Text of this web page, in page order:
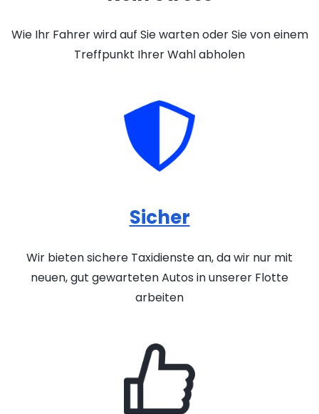
Wie Ihr Fahrer wird auf Sie warten oder Sie von einem
Treffpunkt Ihrer Wahl abholen
Sicher
Wir bieten sichere Taxidienste an, da wir nur mit
neuen, gut gewarteten Autos in unserer Flotte
arbeiten